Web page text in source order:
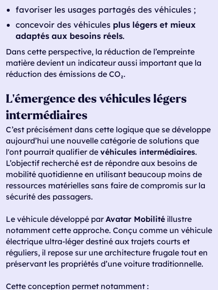
favoriser les usages partagés des véhicules ;
concevoir des véhicules plus légers et mieux
adaptés aux besoins réels.
Dans cette perspective, la réduction de l’empreinte
matière devient un indicateur aussi important que la
réduction des émissions de CO₂.
L’émergence des véhicules légers
intermédiaires
C’est précisément dans cette logique que se développe
aujourd’hui une nouvelle catégorie de solutions que
l'ont pourrait qualifier de véhicules intermédiaires.
L’objectif recherché est de répondre aux besoins de
mobilité quotidienne en utilisant beaucoup moins de
ressources matérielles sans faire de compromis sur la
sécurité des passagers.
Le véhicule développé parAvatar Mobilité illustre
notamment cette approche. Conçu comme un véhicule
électrique ultra-léger destiné aux trajets courts et
réguliers, il repose sur une architecture frugale tout en
préservant les propriétés d’une voiture traditionnelle.
Cette conception permet notamment :